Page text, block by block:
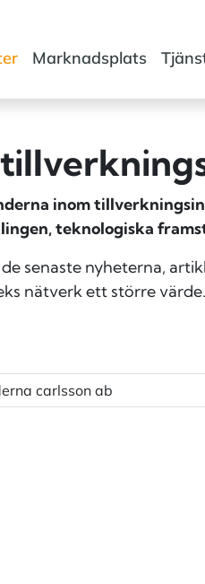
Marknadsplats
inom
teknologiska
senaste nyheterna,
nätverk ett större värde.